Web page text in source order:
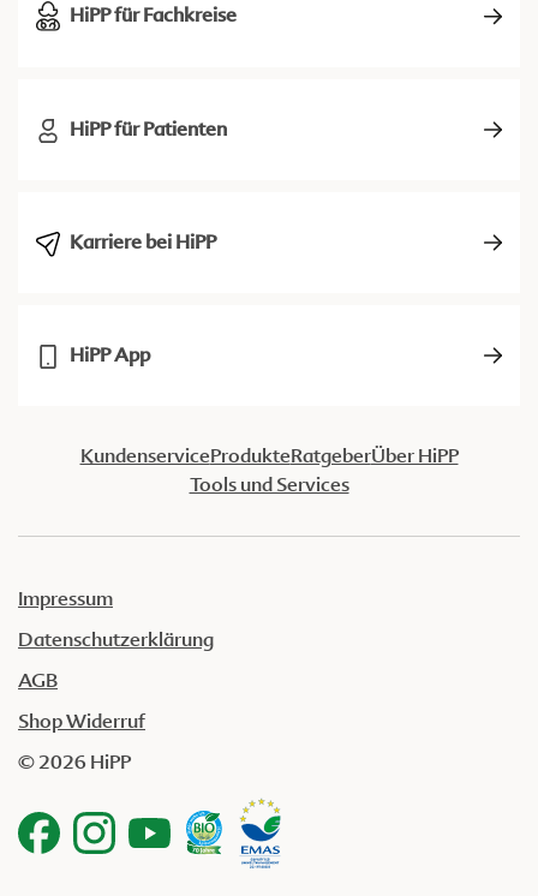
HiPP für Fachkreise
HiPP für Patienten
Karriere bei HiPP
HiPP App
KundenserviceProdukteRatgeberÜber HiPP
Tools und Services
Impressum
Datenschutzerklärung
AGB
Shop Widerruf
© 2026 HiPP